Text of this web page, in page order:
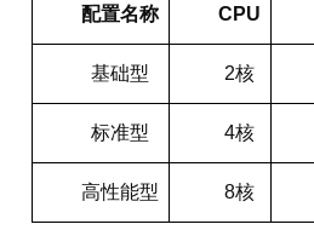
配置名称 CPU
基础型 2核
标准型 4核
高性能型 8核